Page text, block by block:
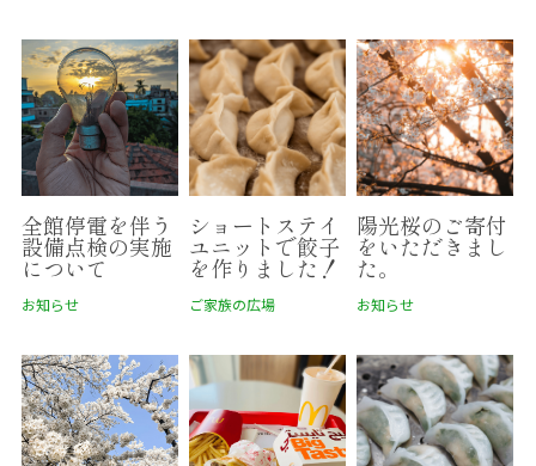
全館停電を伴う
設備点検の実施
について
お知らせ
ショートステイ
ユニットで餃子
を作りました！
ご家族の広場
陽光桜のご寄付
をいただきまし
た。
お知らせ